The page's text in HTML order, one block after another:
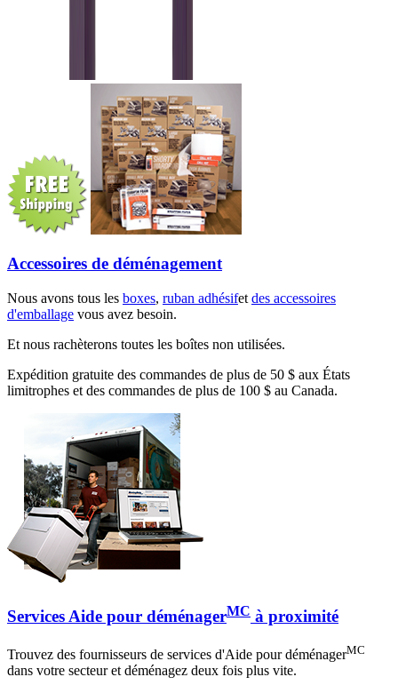
Accessoires de déménagement
Nous avons tous les boxes, ruban adhésifet des accessoires
d'emballage vous avez besoin.
Et nous rachèterons toutes les boîtes non utilisées.
Expédition gratuite des commandes de plus de 50 $ aux États
limitrophes et des commandes de plus de 100 $ au Canada.
Services Aide pour déménagerMC à proximité
Trouvez des fournisseurs de services d'Aide pour déménagerMC
dans votre secteur et déménagez deux fois plus vite.